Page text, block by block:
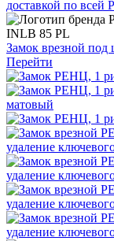
INLB 85 PL
Замок врезной
Перейти